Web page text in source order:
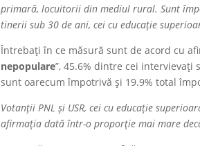
primară, locuitorii din mediul rural. Sunt
tinerii sub 30 de ani, cei cu educație
Întrebați în ce măsură sunt de acord cu
nepopulare”, 45.6% dintre cei intervievați
sunt oarecum împotrivă și 19.9% total
Votanții PNL și USR, cei cu educație
afirmația dată într-o proporție mai mare